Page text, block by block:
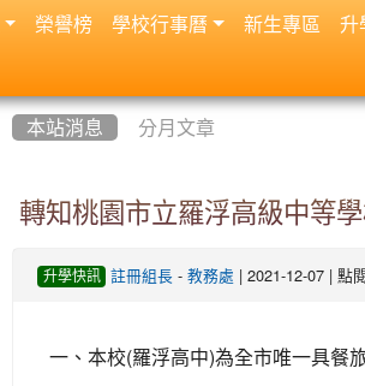
:::
本站消息 分月文章
轉知桃園市立羅浮高級中等
升學快訊 註冊組長 -教務處 | 2021-12-07 | 點
一、本校(羅浮高中)為全市唯一具餐
榮譽榜 學校行事曆 新生專區 升